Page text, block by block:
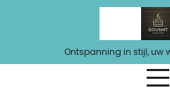
Ontspanning in stijl, uw